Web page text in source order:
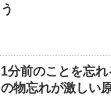
う
1分前のことを忘
の物忘れが激しい